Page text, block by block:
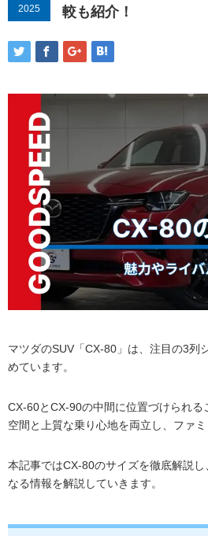
2025
較も紹介！
マツダのSUV「CX-80」は、注目の3列
めています。
CX-60とCX-90の中間に位置づけられる
空間と上質な乗り心地を両立し、ファミ
本記事ではCX-80のサイズを徹底解説
なる情報を解説していきます。